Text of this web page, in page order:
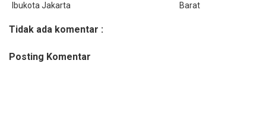
Ibukota Jakarta
Barat
Tidak ada komentar :
Posting Komentar